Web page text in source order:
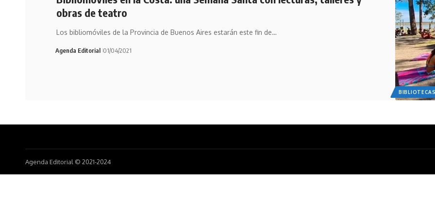
obras de teatro
Los bibliomóviles de la Provincia de Buenos Aires estarán este fin de…
Agenda Editorial 01/04/2021
Agenda Editorial © 2021-2024